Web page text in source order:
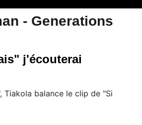
- Generations
j'écouterai
Tiakola balance le clip de "Si